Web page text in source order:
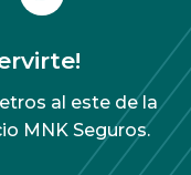
al este de la
MNK Seguros.